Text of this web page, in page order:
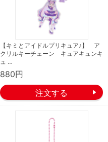
【キミとアイドルプリキュア♪】 ア
クリルキーチェーン キュアキュンキ
ュ …
880円